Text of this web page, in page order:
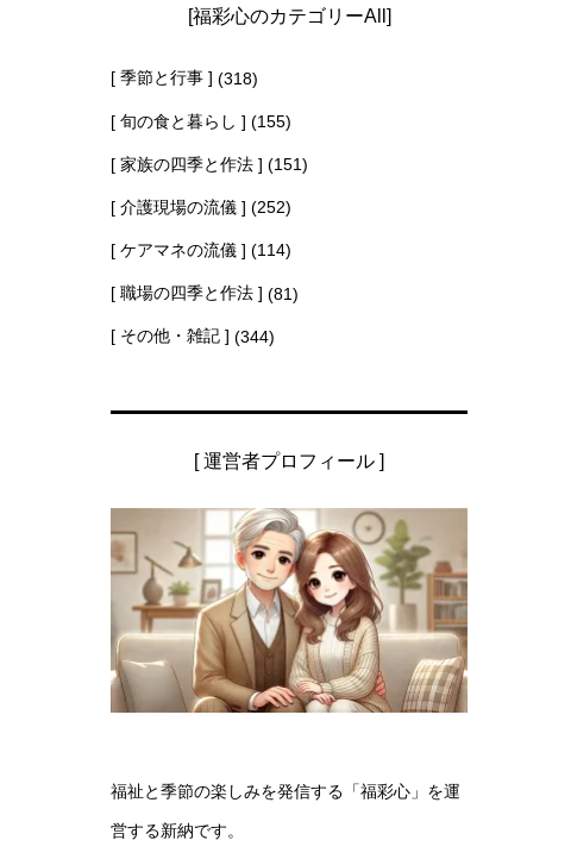
[福彩心のカテゴリーAll]
[ 季節と行事 ] (318)
[ 旬の食と暮らし ] (155)
[ 家族の四季と作法 ] (151)
[ 介護現場の流儀 ] (252)
[ ケアマネの流儀 ] (114)
[ 職場の四季と作法 ] (81)
[ その他・雑記 ] (344)
[ 運営者プロフィール ]
福祉と季節の楽しみを発信する「福彩心」を運
営する新納です。